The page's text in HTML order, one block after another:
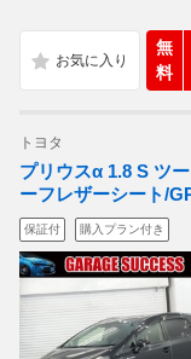
無
料
トヨタ
プリウスα 1.8 S ツ
ーフレザーシート/
保証付 購入プラン付き